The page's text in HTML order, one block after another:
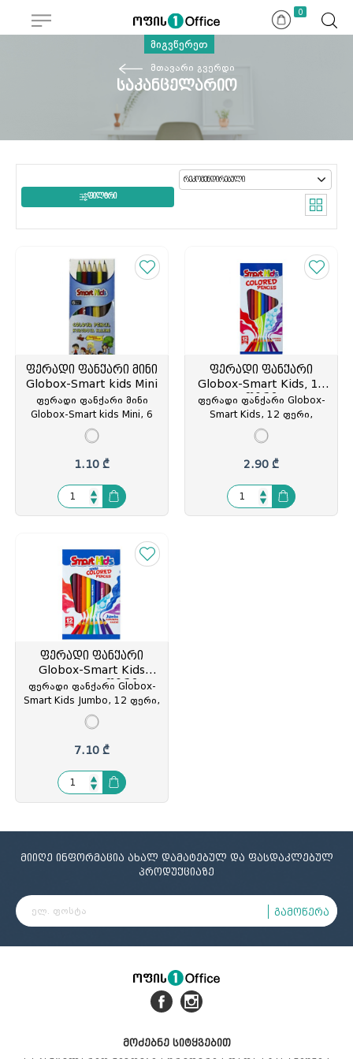
0
მიგვწერეთ
მთავარი გვერდი
საკანცელარიო
ᲤᲘᲚᲢᲠᲘ
ფერადი ფანქარი მინი
Globox-Smart kids Mini
ფერადი ფანქარი მინი
Globox-Smart kids Mini, 6
ფერი, მუყაოს კოლოფში,
თურქეთი, GLO-2966, GLO-
329664
1.10 ₾
ფერადი ფანქარი
Globox-Smart Kids, 12
ფერი
ფერადი ფანქარი Globox-
Smart Kids, 12 ფერი,
მუყაოს კოლოფში,
თურქეთი, GLO-2963, GLO-
329633
2.90 ₾
ფერადი ფანქარი
Globox-Smart Kids
Jumbo, 12 ფერი
ფერადი ფანქარი Globox-
Smart Kids Jumbo, 12 ფერი,
მუყაოს კოლოფში,
თურქეთი, GLO-2972, GLO-
329725
7.10 ₾
მიიღე ინფორმაცია ახალ დამატებულ და ფასდაკლებულ
პროდუქციაზე
გამოწერა
მოძებნე სიტყვებით